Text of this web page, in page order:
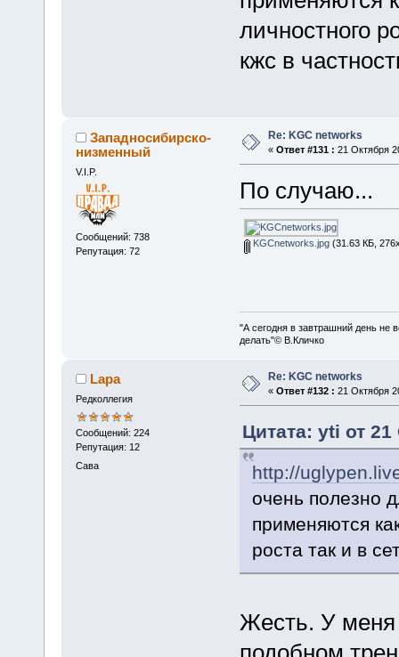
личностного
кжс в
Западносибирско-
низменный
V.I.P.
Сообщений: 738
Репутация: 72
Re: KGC networks
« Ответ #131 : 21 Октября
По случаю...
KGCnetworks.jpg(31.63 КБ,
"А сегодня в завтрашний день не
делать"© В.Кличко
Lapa
Редколлегия
Сообщений: 224
Репутация: 12
Сава
Re: KGC networks
« Ответ #132 : 21 Октября
Цитата: yti от
http://
очень полезно
применяются
роста так и в
Жесть. У меня